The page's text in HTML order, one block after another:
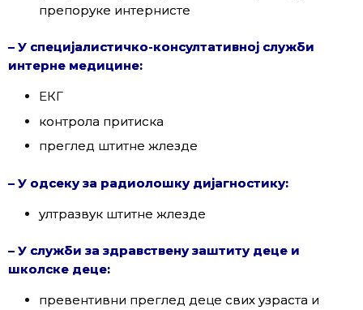
препоруке интернисте
– У специјалистичко-консултативној служби
интерне медицине:
ЕКГ
контрола притиска
преглед штитне жлезде
– У одсеку за радиолошку дијагностику:
ултразвук штитне жлезде
– У служби за здравствену заштиту деце и
школске деце:
превентивни преглед деце свих узраста и